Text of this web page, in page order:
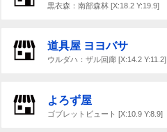
黒衣森：南部森林 [X:18.2 Y:19.9]
道具屋 ヨヨバサ
ウルダハ：ザル回廊 [X:14.2 Y:11.2]
よろず屋
ゴブレットビュート [X:10.9 Y:8.9]